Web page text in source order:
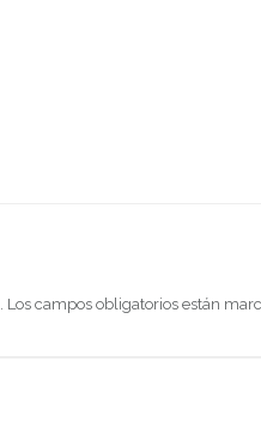
Los campos obligatorios están